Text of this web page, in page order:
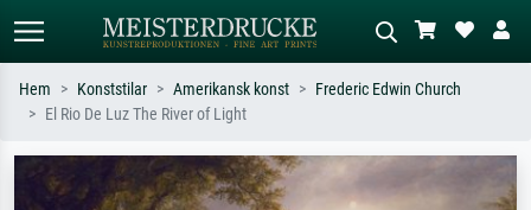
Sök efter konstnär, titel eller stil –
t.ex. Monet, Stjärnenatt,
Beskriv scenen – t.ex. grön äng,
abstrakt med mycket rött, mörk
Hem Konststilar Amerikansk konst
Frederic Edwin Church
El Rio De Luz The River of Light